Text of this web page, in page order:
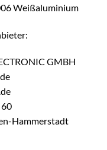
Weißaluminium
GMBH
Hammerstadt